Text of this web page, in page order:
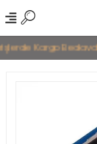
Kargo Bedava!